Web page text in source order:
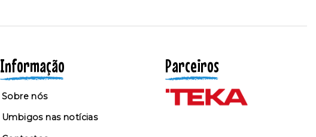
Informação
Sobre nós
Umbigos nas notícias
Parceiros